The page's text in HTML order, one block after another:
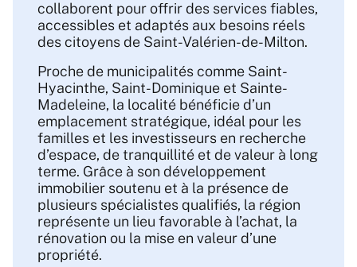
collaborent pour offrir des services fiables,
accessibles et adaptés aux besoins réels
des citoyens de Saint-Valérien-de-Milton.
Proche de municipalités comme Saint-
Hyacinthe, Saint-Dominique et Sainte-
Madeleine, la localité bénéficie d’un
emplacement stratégique, idéal pour les
familles et les investisseurs en recherche
d’espace, de tranquillité et de valeur à long
terme. Grâce à son développement
immobilier soutenu et à la présence de
plusieurs spécialistes qualifiés, la région
représente un lieu favorable à l’achat, la
rénovation ou la mise en valeur d’une
propriété.